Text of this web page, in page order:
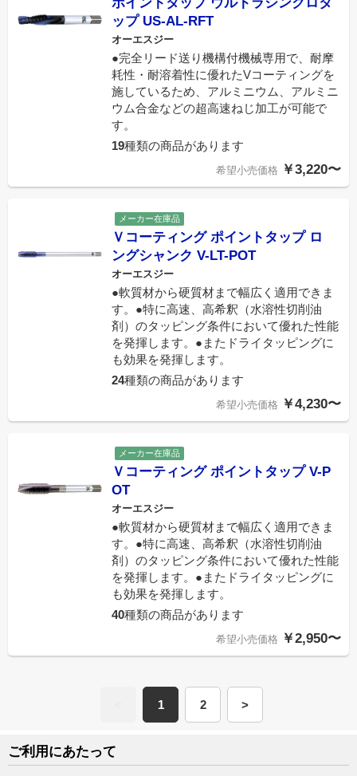
ップ US-AL-RFT
オーエスジー
●完全リード送り機構付機械専用で、耐摩
耗性・耐溶着性に優れたVコーティングを
施しているため、アルミニウム、アルミニ
ウム合金などの超高速ねじ加工が可能で
す。
19種類の商品があります
希望小売価格 ￥3,220〜
メーカー在庫品
Ｖコーティング ポイントタップ ロ
ングシャンク V-LT-POT
オーエスジー
●軟質材から硬質材まで幅広く適用できま
す。●特に高速、高希釈（水溶性切削油
剤）のタッピング条件において優れた性能
を発揮します。●またドライタッピングに
も効果を発揮します。
24種類の商品があります
希望小売価格 ￥4,230〜
メーカー在庫品
Ｖコーティング ポイントタップ V-P
OT
オーエスジー
●軟質材から硬質材まで幅広く適用できま
す。●特に高速、高希釈（水溶性切削油
剤）のタッピング条件において優れた性能
を発揮します。●またドライタッピングに
も効果を発揮します。
40種類の商品があります
希望小売価格 ￥2,950〜
1 2 >
ご利用にあたって